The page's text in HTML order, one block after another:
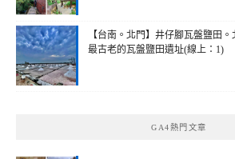
【台南。北門】井仔腳瓦盤鹽田
最古老的瓦盤鹽田遺址(線上：1)
GA4熱門文章